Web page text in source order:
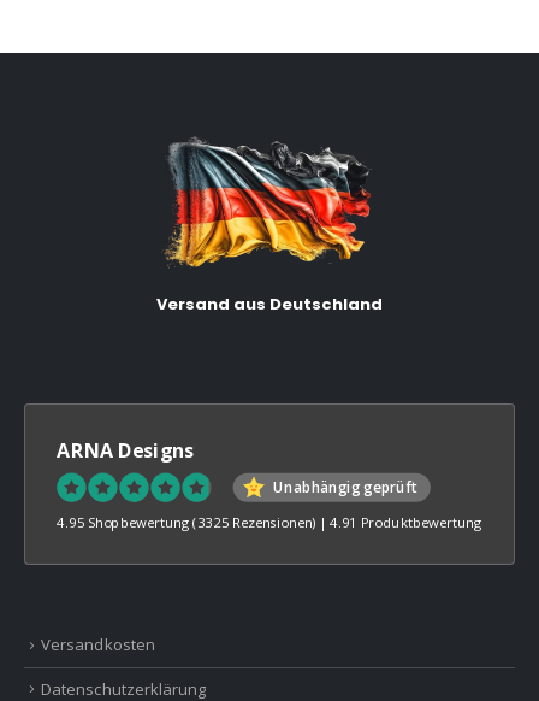
Versand aus Deutschland
ARNA Designs
Unabhängig geprüft
4.95 Shopbewertung (3325 Rezensionen) |4.91 Produktbewertung
Versandkosten
Datenschutzerklärung